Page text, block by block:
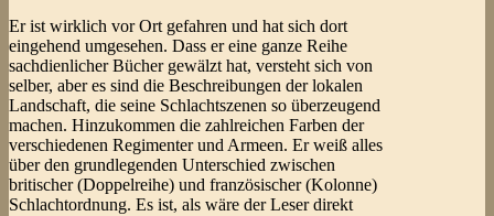
Er ist wirklich vor Ort gefahren und hat sich dort
eingehend umgesehen. Dass er eine ganze Reihe
sachdienlicher Bücher gewälzt hat, versteht sich von
selber, aber es sind die Beschreibungen der lokalen
Landschaft, die seine Schlachtszenen so überzeugend
machen. Hinzukommen die zahlreichen Farben der
verschiedenen Regimenter und Armeen. Er weiß alles
über den grundlegenden Unterschied zwischen
britischer (Doppelreihe) und französischer (Kolonne)
Schlachtordnung. Es ist, als wäre der Leser direkt